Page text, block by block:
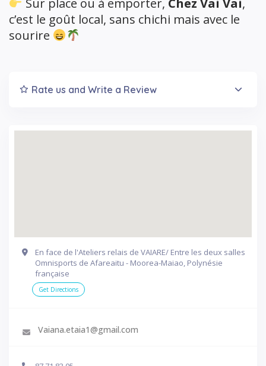
Sur place ou à emporter, Chez Vai Vai,
c’est le goût local, sans chichi mais avec le
sourire
Rate us and Write a Review
En face de l'Ateliers relais de VAIARE/ Entre les deux salles
Omnisports de Afareaitu - Moorea-Maiao, Polynésie
française
Get Directions
Vaiana.etaia1@gmail.com